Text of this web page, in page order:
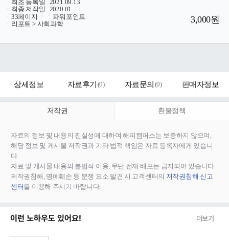
ㆍ 최초 등록일
2021.09.13
ㆍ 최종 저작일
2020.01
ㆍ 33페이지 /
파워포인트
ㆍ 리포트 > 사회과학 3,000원
상세정보 자료후기 (0) 자료문의 (0) 판매자정보
저작권 환불정책
자료의 정보 및 내용의 진실성에 대하여 해피캠퍼스는 보증하지 않으며,
해당 정보 및 게시물 저작권과 기타 법적 책임은 자료 등록자에게 있습니
다.
자료 및 게시물 내용의 불법적 이용, 무단 전재∙배포는 금지되어 있습니다.
저작권침해, 명예훼손 등 분쟁 요소 발견 시 고객센터의 저작권침해 신고
센터를 이용해 주시기 바랍니다.
이런 노하우도 있어요! 더보기